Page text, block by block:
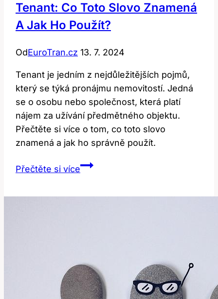
Tenant: Co Toto Slovo Znamená
A Jak Ho Použít?
OdEuroTran.cz 13. 7. 2024
Tenant je jedním z nejdůležitějších pojmů,
který se týká pronájmu nemovitostí. Jedná
se o osobu nebo společnost, která platí
nájem za užívání předmětného objektu.
Přečtěte si více o tom, co toto slovo
znamená a jak ho správně použít.
Přečtěte si víceTenant:
použít?